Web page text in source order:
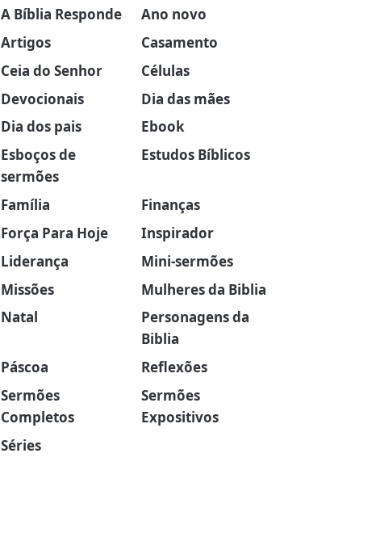
A Bíblia Responde
Ano novo
Artigos
Casamento
Ceia do Senhor
Células
Devocionais
Dia das mães
Dia dos pais
Ebook
Esboços de
sermões
Estudos Bíblicos
Família
Finanças
Força Para Hoje
Inspirador
Liderança
Mini-sermões
Missões
Mulheres da Biblia
Natal
Personagens da
Biblia
Páscoa
Reflexões
Sermões
Completos
Sermões
Expositivos
Séries